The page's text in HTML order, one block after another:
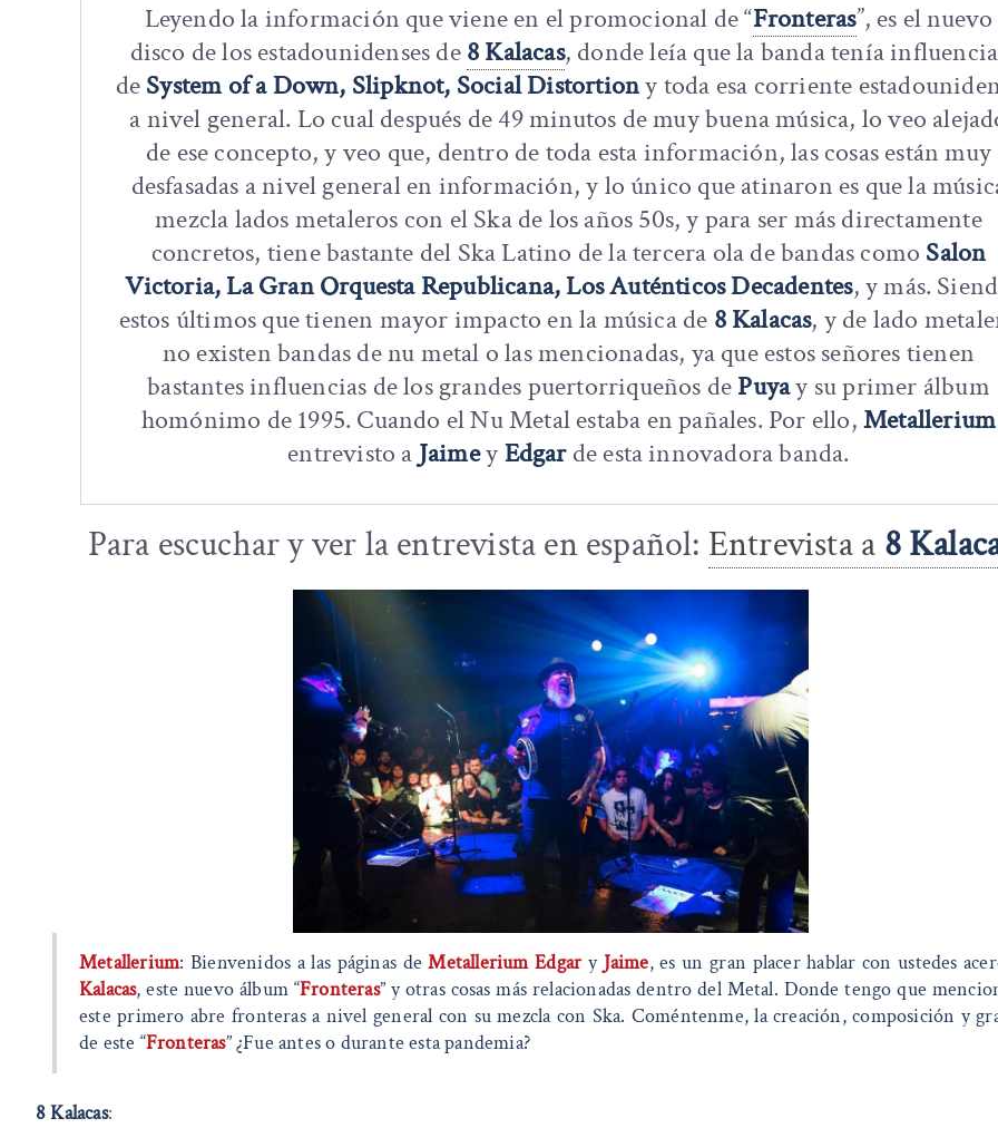
Leyendo la información que viene en el promocional de “Fronteras”, es el nuevo
disco de los estadounidenses de8 Kalacas, donde leía que la banda tenía
deSystem of a Down, Slipknot, Social Distortiony toda esa corriente
a nivel general. Lo cual después de 49 minutos de muy buena música, lo veo
de ese concepto, y veo que, dentro de toda esta información, las cosas están muy
desfasadas a nivel general en información, y lo único que atinaron es que la
mezcla lados metaleros con el Ska de los años 50s, y para ser más directamente
concretos, tiene bastante del Ska Latino de la tercera ola de bandas como Salon
Victoria, La Gran Orquesta Republicana, Los Auténticos Decadentes, y más.
estos últimos que tienen mayor impacto en la música de 8 Kalacas, y de lado
no existen bandas de nu metal o las mencionadas, ya que estos señores tienen
bastantes influencias de los grandes puertorriqueños dePuyay su primer álbum
homónimo de 1995. Cuando el Nu Metal estaba en pañales. Por ello,Metallerium
entrevisto a JaimeyEdgarde esta innovadora banda.
Para escuchar y ver la entrevista en español: Entrevista a 8
Metallerium: Bienvenidos a las páginas deMetallerium Edgary Jaime, es un gran placer hablar con ustedes
Kalacas, este nuevo álbum “Fronteras” y otras cosas más relacionadas dentro del Metal. Donde tengo que
este primero abre fronteras a nivel general con su mezcla con Ska. Coméntenme, la creación, composición y
de este “Fronteras” ¿Fue antes o durante esta pandemia?
8 Kalacas: